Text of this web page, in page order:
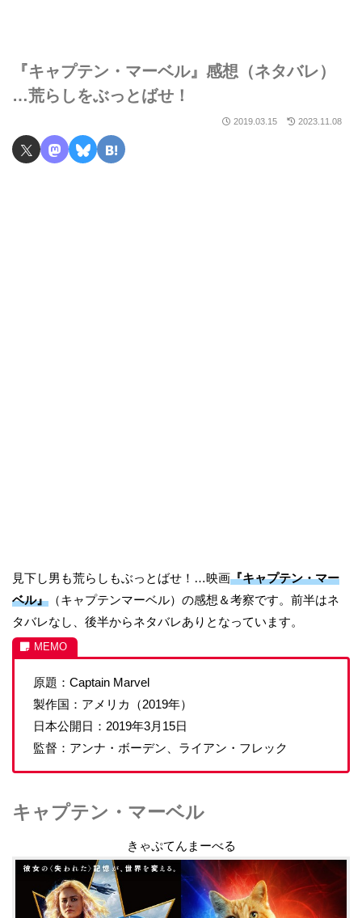
『キャプテン・マーベル』感想（ネタバレ）
…荒らしをぶっとばせ！
2019.03.15 2023.11.08
見下し男も荒らしもぶっとばせ！…映画『キャプテン・マー
ベル』 （キャプテンマーベル）の感想＆考察です。前半はネ
タバレなし、後半からネタバレありとなっています。
原題：Captain Marvel
製作国：アメリカ（2019年）
日本公開日：2019年3月15日
監督：アンナ・ボーデン、ライアン・フレック
キャプテン・マーベル
きゃぷてんまーべる